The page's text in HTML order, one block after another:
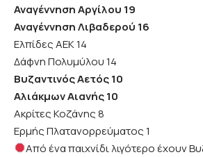
Αναγέννηση Αργίλου 19
Αναγέννηση Λιβαδερού 16
Ελπίδες ΑΕΚ 14
Δάφνη Πολυμύλου 14
Βυζαντινός Αετός 10
Αλιάκμων Αιανής 10
Ακρίτες Κοζάνης 8
Ερμής Πλατανορρεύματος 1
Από ένα παιχνίδι λιγότερο έχουν